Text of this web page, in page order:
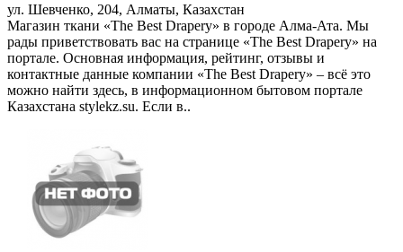
ул. Шевченко, 204, Алматы, Казахстан
Магазин ткани «The Best Drapery» в городе Алма-Ата. Мы
рады приветствовать вас на странице «The Best Drapery» на
портале. Основная информация, рейтинг, отзывы и
контактные данные компании «The Best Drapery» – всё это
можно найти здесь, в информационном бытовом портале
Казахстана stylekz.su. Если в..